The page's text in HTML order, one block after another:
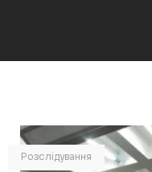
Розслідування